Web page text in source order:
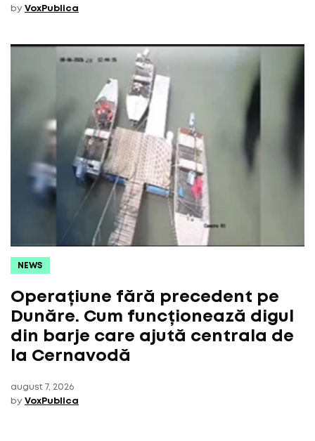
by VoxPublica
NEWS
Operațiune fără precedent pe
Dunăre. Cum funcționează digul
din barje care ajută centrala de
la Cernavodă
august 7, 2026
by VoxPublica